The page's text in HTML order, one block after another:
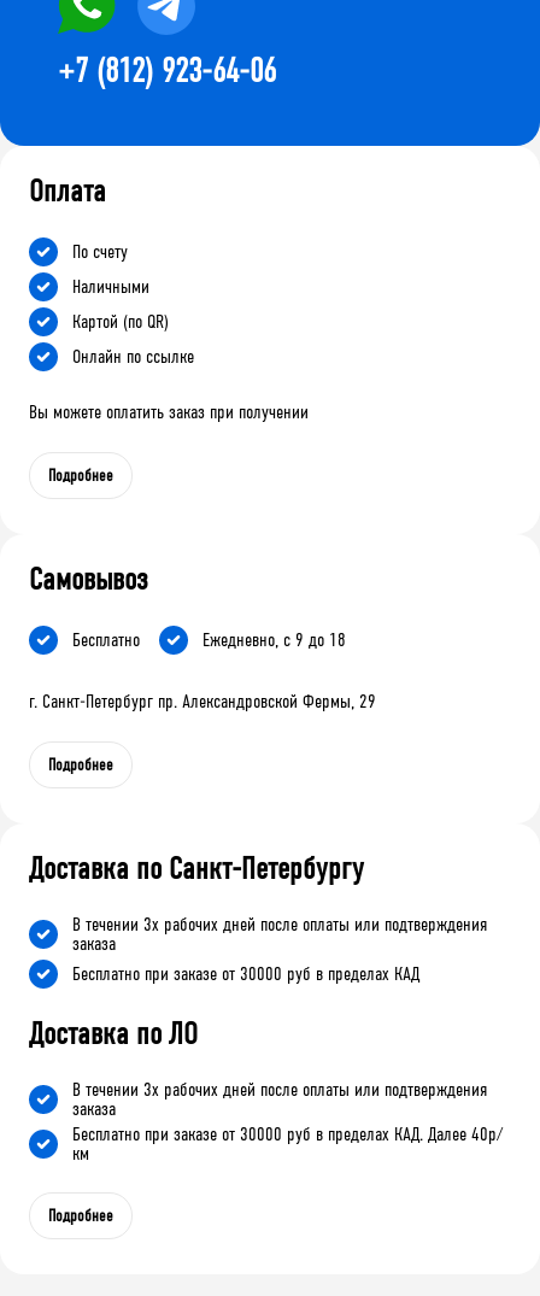
+7 (812) 923-64-06
Оплата
По счету
Наличными
Картой (по QR)
Онлайн по ссылке
Вы можете оплатить заказ при получении
Подробнее
Самовывоз
Бесплатно Ежедневно, с 9 до 18
г. Санкт-Петербург пр. Александровской Фермы, 29
Подробнее
Доставка по Санкт-Петербургу
В течении 3х рабочих дней после оплаты или подтверждения
заказа
Бесплатно при заказе от 30000 руб в пределах КАД
Доставка по ЛО
В течении 3х рабочих дней после оплаты или подтверждения
заказа
Бесплатно при заказе от 30000 руб в пределах КАД. Далее 40р/
км
Подробнее